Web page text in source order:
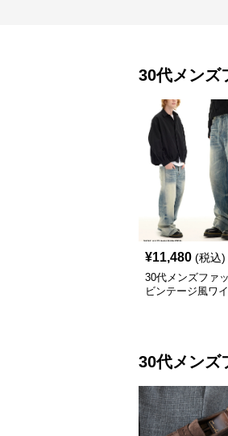
30代メンズ
¥11,480 (税込)
30代メンズファ
ビンテージ風ワ
30代メンズ